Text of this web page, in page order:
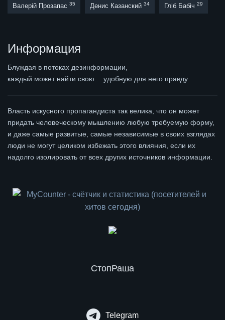
Валерій Прозапас 35 Денис Казанский 34 Гліб Бабіч 29
Информация
Блуждая в потоках дезинформации,
каждый может найти свою… удобную для него правду.
Власть искусного пропагандиста так велика, что он может
придать человеческому мышлению любую требуемую форму,
и даже самые развитые, самые независимые в своих взглядах
люди не могут целиком избежать этого влияния, если их
надолго изолировать от всех других источников информации.
СтопРаша
Telegram